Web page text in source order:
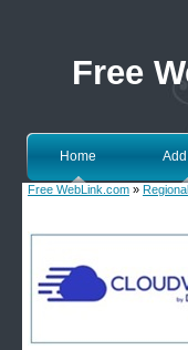
Free
Home
Free WebLink.com » Regional